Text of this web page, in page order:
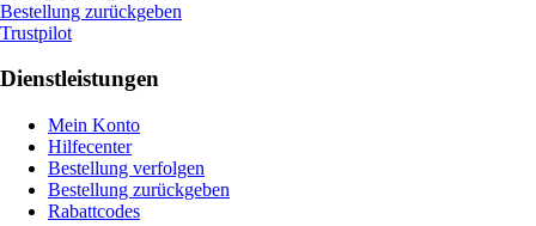
Bestellung zurückgeben
Trustpilot
Dienstleistungen
Mein Konto
Hilfecenter
Bestellung verfolgen
Bestellung zurückgeben
Rabattcodes